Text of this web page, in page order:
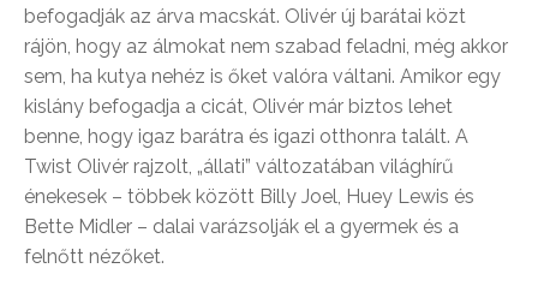
befogadják az árva macskát. Olivér új barátai közt
rájön, hogy az álmokat nem szabad feladni, még akkor
sem, ha kutya nehéz is őket valóra váltani. Amikor egy
kislány befogadja a cicát, Olivér már biztos lehet
benne, hogy igaz barátra és igazi otthonra talált. A
Twist Olivér rajzolt, „állati” változatában világhírű
énekesek – többek között Billy Joel, Huey Lewis és
Bette Midler – dalai varázsolják el a gyermek és a
felnőtt nézőket.